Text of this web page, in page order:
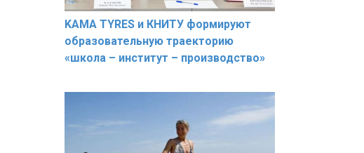
KAMA TYRES и КНИТУ формируют
образовательную траекторию
«школа – институт – производство»